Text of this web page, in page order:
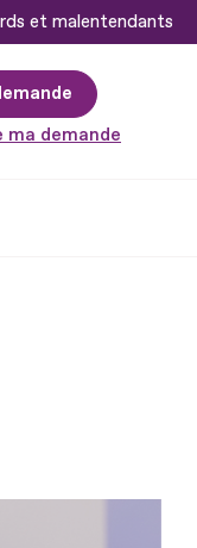
et malentendants
ma demande